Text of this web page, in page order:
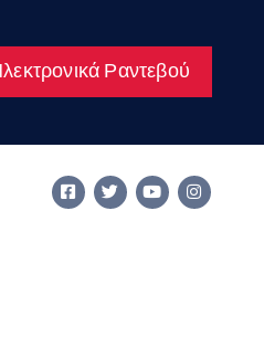
Ραντεβού